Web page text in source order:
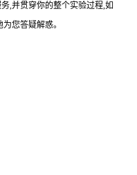
,并贯穿你的整个实验过程,如
您答疑解惑。